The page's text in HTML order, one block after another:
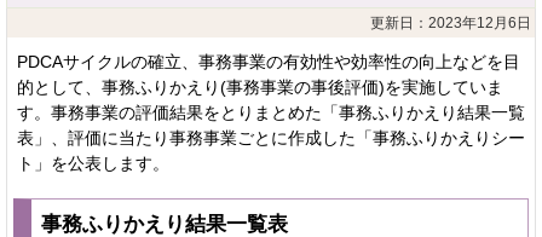
更新日：2023年12月6日
PDCAサイクルの確立、事務事業の有効性や効率性の向上などを目
的として、事務ふりかえり(事務事業の事後評価)を実施していま
す。事務事業の評価結果をとりまとめた「事務ふりかえり結果一覧
表」、評価に当たり事務事業ごとに作成した「事務ふりかえりシー
ト」を公表します。
事務ふりかえり結果一覧表